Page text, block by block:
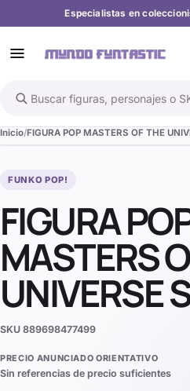
Especialistas en
Buscar en el catálogo
Inicio FIGURA POP MASTERS OF THE
FUNKO POP!
FIGURA
MASTERS
UNIVERSE
SKU 889698477499
PRECIO ANUNCIADO ORIENTATIVO
Sin referencias de precio suficientes